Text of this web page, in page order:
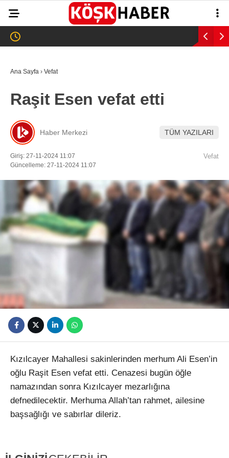
WhatsApp İhbar
Hattı
Instagram
Youtube
21.8°
ASAYİŞ
EĞİTİM
SAĞLIK
EKONOMİ
SPOR
VEFAT
Ana Sayfa › Vefat
Raşit Esen vefat etti
Haber Merkezi TÜM YAZILARI
Giriş: 27-11-2024 11:07
Güncelleme: 27-11-2024 11:07
Vefat
Kızılcayer Mahallesi sakinlerinden merhum Ali Esen’in
oğlu Raşit Esen vefat etti. Cenazesi bugün öğle
namazından sonra Kızılcayer mezarlığına
defnedilecektir. Merhuma Allah’tan rahmet, ailesine
başsağlığı ve sabırlar dileriz.